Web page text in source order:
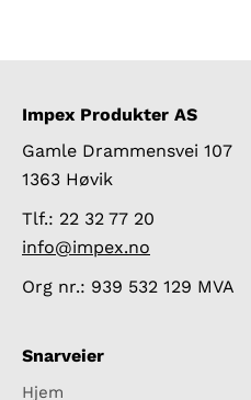
Impex Produkter AS
Gamle Drammensvei 107
1363 Høvik
Tlf.: 22 32 77 20
info@impex.no
Org nr.: 939 532 129 MVA
Snarveier
Hjem